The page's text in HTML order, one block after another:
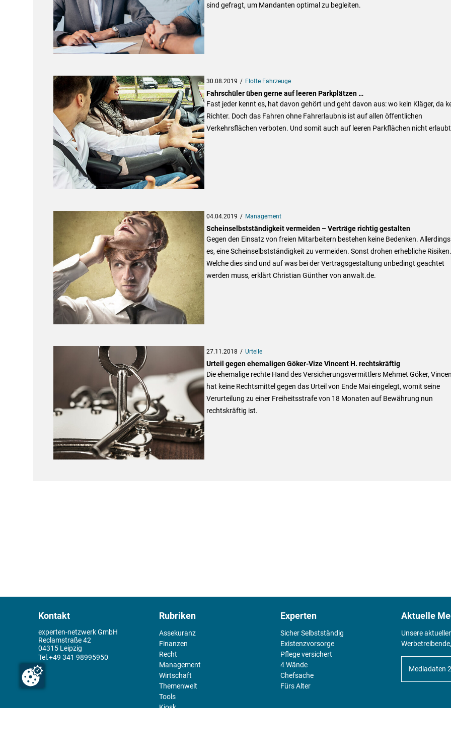
sind gefragt, um Mandanten optimal zu begleiten.
30.08.2019 Flotte Fahrzeuge
Fahrschüler üben gerne auf leeren Parkplätzen …
Fast jeder kennt es, hat davon gehört und geht davon aus: wo kein Kläger, da
Richter. Doch das Fahren ohne Fahrerlaubnis ist auf allen öffentlichen
Verkehrsflächen verboten. Und somit auch auf leeren Parkflächen nicht
04.04.2019 Management
Scheinselbstständigkeit vermeiden – Verträge richtig gestalten
Gegen den Einsatz von freien Mitarbeitern bestehen keine Bedenken.
es, eine Scheinselbstständigkeit zu vermeiden. Sonst drohen erhebliche Risiken.
Welche dies sind und auf was bei der Vertragsgestaltung unbedingt geachtet
werden muss, erklärt Christian Günther von anwalt.de.
27.11.2018 Urteile
Urteil gegen ehemaligen Göker-Vize Vincent H. rechtskräftig
Die ehemalige rechte Hand des Versicherungsvermittlers Mehmet Göker,
hat keine Rechtsmittel gegen das Urteil von Ende Mai eingelegt, womit seine
Verurteilung zu einer Freiheitsstrafe von 18 Monaten auf Bewährung nun
rechtskräftig ist.
Kontakt
experten-netzwerk GmbH
Reclamstraße 42
04315 Leipzig
+49 341 98995950
Rubriken
Assekuranz
Finanzen
Recht
Management
Wirtschaft
Themenwelt
Tools
Kiosk
Experten
Sicher Selbstständig
Existenz­vorsorge
Pflege versichert
4 Wände
Chefsache
Fürs Alter
Aktuelle
Unsere
Mediadaten